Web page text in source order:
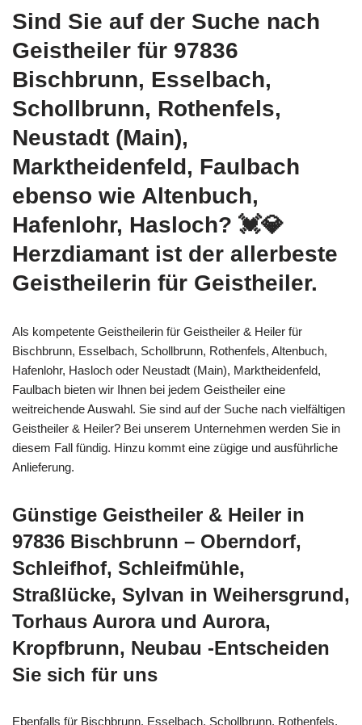
Sind Sie auf der Suche nach
Geistheiler für 97836
Bischbrunn, Esselbach,
Schollbrunn, Rothenfels,
Neustadt (Main),
Marktheidenfeld, Faulbach
ebenso wie Altenbuch,
Hafenlohr, Hasloch? 💓️💎
Herzdiamant ist der allerbeste
Geistheilerin für Geistheiler.
Als kompetente Geistheilerin für Geistheiler & Heiler für
Bischbrunn, Esselbach, Schollbrunn, Rothenfels, Altenbuch,
Hafenlohr, Hasloch oder Neustadt (Main), Marktheidenfeld,
Faulbach bieten wir Ihnen bei jedem Geistheiler eine
weitreichende Auswahl. Sie sind auf der Suche nach vielfältigen
Geistheiler & Heiler? Bei unserem Unternehmen werden Sie in
diesem Fall fündig. Hinzu kommt eine zügige und ausführliche
Anlieferung.
Günstige Geistheiler & Heiler in
97836 Bischbrunn – Oberndorf,
Schleifhof, Schleifmühle,
Straßlücke, Sylvan in Weihersgrund,
Torhaus Aurora und Aurora,
Kropfbrunn, Neubau -Entscheiden
Sie sich für uns
Ebenfalls für Bischbrunn, Esselbach, Schollbrunn, Rothenfels,